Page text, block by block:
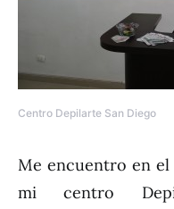
Centro Depilarte San Diego
Me encuentro en
mi centro